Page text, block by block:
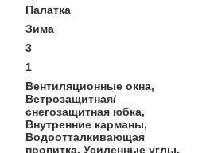
Палатка
Зима
3
1
Вентиляционные окна,
Ветрозащитная/
снегозащитная юбка,
Внутренние карманы,
Водоотталкивающая
пропитка, Усиленные углы,